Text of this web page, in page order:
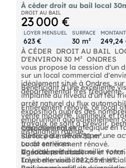
À céder droit au bail local
DROIT AU BAIL
23 000 €
LOYER MENSUEL
623 €
SURFACE
30 m²
À CÉDER  DROIT AU BAIL 
D'ENVIRON 30 M²  ONDRES
vous propose la cession d'un
sur un local commercial
idéalement situé à Ondres, sur
départemental très fréquenté.
Bénéficiant d'une excellente
implanté au niveau d'un feu
arrêt naturel du flux
exposition auprès des
empruntant quotidiennement
emplacement stratégique en
idéale pour développer une
ou de services.
Un local prêt à accueillir votre
Entièrement rénové, ce local
vente moderne, lumineux et
travaux ne sont à prévoir,
installation rapide.
Caractéristiques :
Surface d'environ 30 m².
Local entièrement rénové.
Agencement moderne et
Très belle visibilité
Conditions du bail
Loyer mensuel : 622,55 € HT.